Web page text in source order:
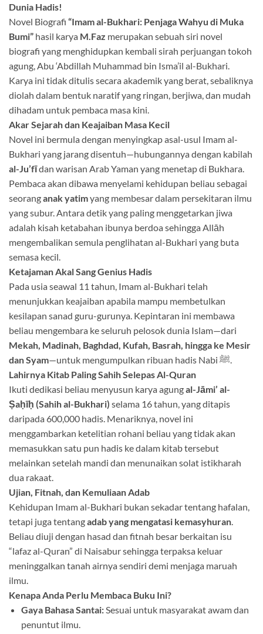
Dunia Hadis!
Novel Biografi “Imam al-Bukhari: Penjaga Wahyu di Muka
Bumi” hasil karya M.Faz merupakan sebuah siri novel
biografi yang menghidupkan kembali sirah perjuangan tokoh
agung, Abu ‘Abdillah Muhammad bin Isma’il al-Bukhari
Karya ini tidak ditulis secara akademik yang berat, sebaliknya
diolah dalam bentuk naratif yang ringan, berjiwa, dan mudah
dihadam untuk pembaca masa kini
Akar Sejarah dan Keajaiban Masa Kecil
Novel ini bermula dengan menyingkap asal-usul Imam al-
Bukhari yang jarang disentuh—hubungannya dengan kabilah
al-Ju’fīdan warisan Arab Yaman yang menetap di Bukhara
Pembaca akan dibawa menyelami kehidupan beliau sebagai
seoranganak yatimyang membesar dalam persekitaran ilmu
yang subur. Antara detik yang paling menggetarkan jiwa
adalah kisah ketabahan ibunya berdoa sehingga Allāh
mengembalikan semula penglihatan al-Bukhari yang buta
semasa kecil
Ketajaman Akal Sang Genius Hadis
Pada usia seawal 11 tahun, Imam al-Bukhari telah
menunjukkan keajaiban apabila mampu membetulkan
kesilapan sanad guru-gurunya . Kepintaran ini membawa
beliau mengembara ke seluruh pelosok dunia Islam—dari
Mekah, Madinah, Baghdad, Kufah, Basrah, hingga ke Mesir
dan Syam
—untuk mengumpulkan ribuan hadis Nabi ﷺ
Lahirnya Kitab Paling Sahih Selepas Al-Quran
Ikuti dedikasi beliau menyusun karya agungal-Jāmi’ al-
Ṣaḥīḥ (Sahih al-Bukhari) selama 16 tahun, yang ditapis
daripada 600,000 hadis . Menariknya, novel ini
menggambarkan ketelitian rohani beliau yang tidak akan
memasukkan satu pun hadis ke dalam kitab tersebut
melainkan setelah mandi dan menunaikan solat istikharah
dua rakaat
Ujian, Fitnah, dan Kemuliaan Adab
Kehidupan Imam al-Bukhari bukan sekadar tentang hafalan,
tetapi juga tentangadab yang mengatasi kemasyhuran
Beliau diuji dengan hasad dan fitnah besar berkaitan isu
“lafaz al-Quran” di Naisabur sehingga terpaksa keluar
meninggalkan tanah airnya sendiri demi menjaga maruah
ilmu
Kenapa Anda Perlu Membaca Buku Ini?
Gaya Bahasa Santai:Sesuai untuk masyarakat awam dan
penuntut ilmu